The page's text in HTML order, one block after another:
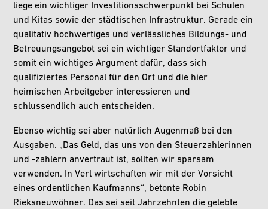
liege ein wichtiger Investitionsschwerpunkt bei Schulen
und Kitas sowie der städtischen Infrastruktur. Gerade ein
qualitativ hochwertiges und verlässliches Bildungs- und
Betreuungsangebot sei ein wichtiger Standortfaktor und
somit ein wichtiges Argument dafür, dass sich
qualifiziertes Personal für den Ort und die hier
heimischen Arbeitgeber interessieren und
schlussendlich auch entscheiden.
Ebenso wichtig sei aber natürlich Augenmaß bei den
Ausgaben. „Das Geld, das uns von den Steuerzahlerinnen
und -zahlern anvertraut ist, sollten wir sparsam
verwenden. In Verl wirtschaften wir mit der Vorsicht
eines ordentlichen Kaufmanns“, betonte Robin
Rieksneuwöhner. Das sei seit Jahrzehnten die gelebte